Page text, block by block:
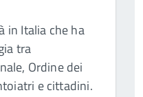
in Italia che ha
tra
Ordine dei
e cittadini.